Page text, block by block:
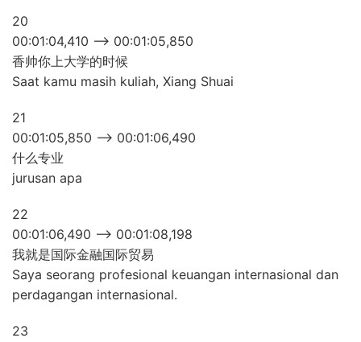
20
00:01:04,410 –> 00:01:05,850
香帅你上大学的时候
Saat kamu masih kuliah, Xiang Shuai
21
00:01:05,850 –> 00:01:06,490
什么专业
jurusan apa
22
00:01:06,490 –> 00:01:08,198
我就是国际金融国际贸易
Saya seorang profesional keuangan internasional dan
perdagangan internasional.
23